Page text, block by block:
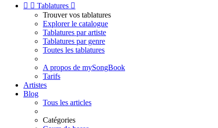
  Tablatures 
Trouver vos tablatures
Explorer le catalogue
Tablatures par artiste
Tablatures par genre
Toutes les tablatures
A propos de mySongBook
Tarifs
Artistes
Blog
Tous les articles
Catégories